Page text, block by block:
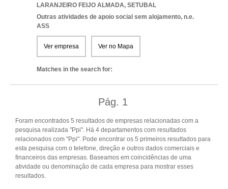
LARANJEIRO FEIJO ALMADA, SETUBAL
Outras atividades de apoio social sem alojamento, n.e.
ASS
Ver empresa Ver no Mapa
Matches in the search for:
Pág. 1
Foram encontrados 5 resultados de empresas relacionadas com a
pesquisa realizada "Ppi". Há 4 departamentos com resultados
relacionados com "Ppi". Pode encontrar os 5 primeiros resultados para
esta pesquisa com o telefone, direção e outros dados comerciais e
financeiros das empresas. Baseamos em coincidências de uma
atividade ou denominação de cada empresa para mostrar esses
resultados.